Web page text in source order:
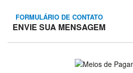
Simon
SinekFORMULÁRIO DE CONTATO
ENVIE SUA MENSAGEM